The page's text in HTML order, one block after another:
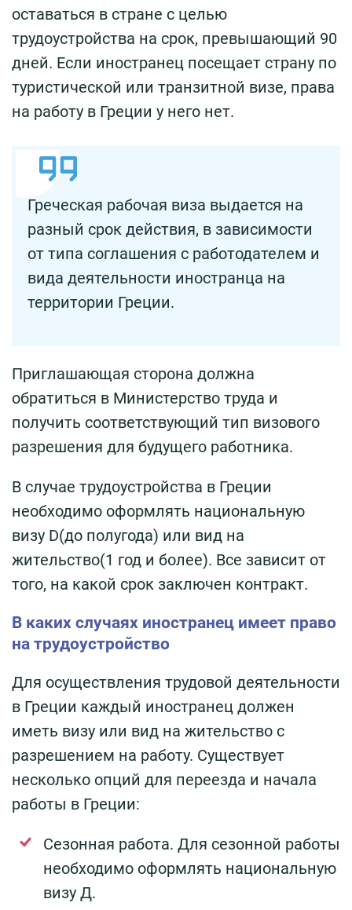
оставаться в стране с целью
трудоустройства на срок, превышающий 90
дней. Если иностранец посещает страну по
туристической или транзитной визе, права
на работу в Греции у него нет.
Греческая рабочая виза выдается на
разный срок действия, в зависимости
от типа соглашения с работодателем и
вида деятельности иностранца на
территории Греции.
Приглашающая сторона должна
обратиться в Министерство труда и
получить соответствующий тип визового
разрешения для будущего работника.
В случае трудоустройства в Греции
необходимо оформлять национальную
визу D(до полугода) или вид на
жительство(1 год и более). Все зависит от
того, на какой срок заключен контракт.
В каких случаях иностранец имеет право
на трудоустройство
Для осуществления трудовой деятельности
в Греции каждый иностранец должен
иметь визу или вид на жительство с
разрешением на работу. Существует
несколько опций для переезда и начала
работы в Греции:
Сезонная работа. Для сезонной работы
необходимо оформлять национальную
визу Д.